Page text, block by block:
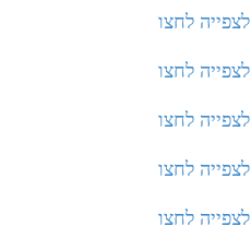
לצפייה לחצו
לצפייה לחצו
לצפייה לחצו
לצפייה לחצו
לצפייה לחצו